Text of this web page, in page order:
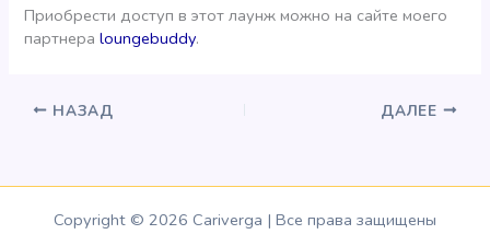
Приобрести доступ в этот лаунж можно на сайте моего
партнераloungebuddy.
НАЗАД ДАЛЕЕ
Copyright © 2026 Cariverga | Все права защищены